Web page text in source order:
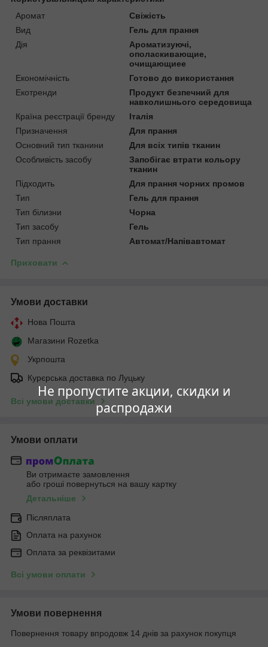
Не пропустите акции, скидки и
распродажи
Аромат
Свіжість
Вид
Гель для прання
Дія
Ароматизуючі,
ополаскивающие,
очищающиее
Економічність
Готово до використання
Екотренди
Продукт безпечний для
навколишнього середовища
Країна реєстрації бренду
Італія
Призначення
Для прання
Основний тип тканини
Для всіх типів тканин
Особливість засобу
Запобігає втрати кольору
тканин
Підходить
Для прання чорних промов
Тип
Гель для прання
Тип білизни
Чорна
Тип засобу
Гель
Тип прання
Автомат/Напівавтомат
Приховати
Умови доставки
Нова Пошта
Магазини Rozetka
Укрпошта
Курєрська доставка по Луцьку
Всі умови доставки
Умови оплати
Ви отримаєте замовлення
або гроші повернуться на вашу картку
Детальніше
Післяплата
Оплата на рахунок
Оплата за реквізитами
Всі умови оплати
Умови повернення
Повернення товару впродовж 14 днів за рахунок покупця